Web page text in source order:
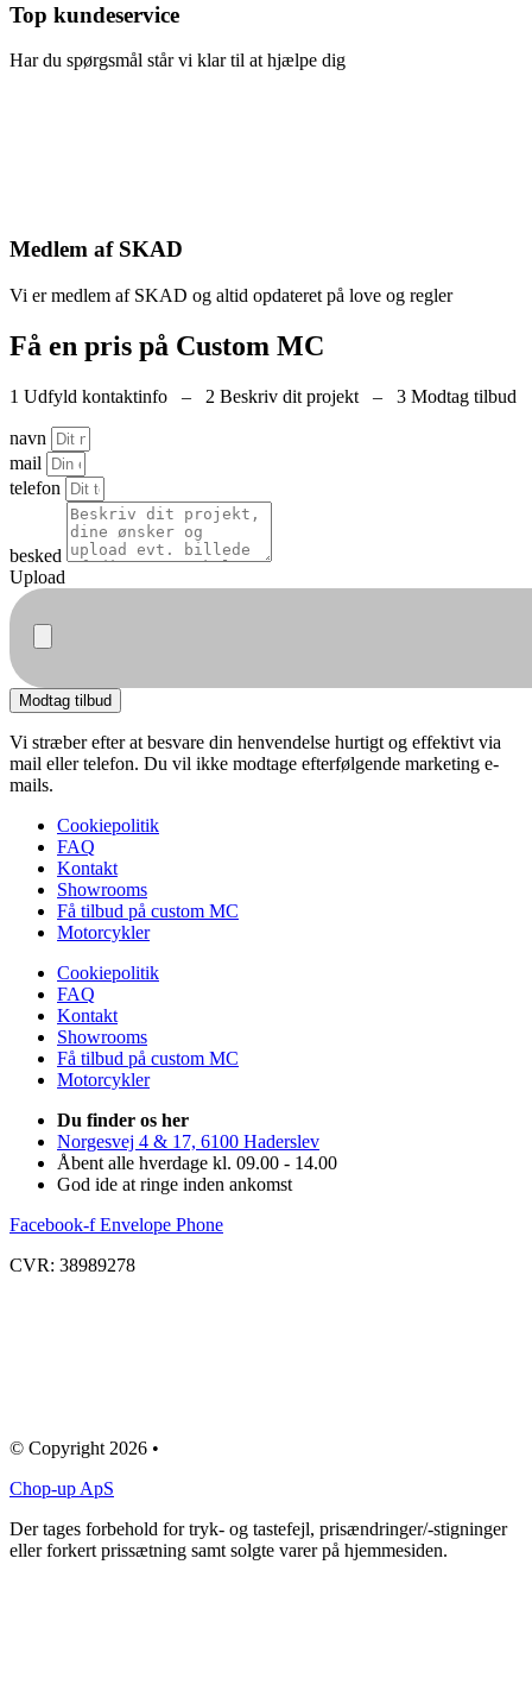
Top kundeservice
Har du spørgsmål står vi klar til at hjælpe dig
Medlem af SKAD
Vi er medlem af SKAD og altid opdateret på love og regler
Få en pris på Custom MC
1 Udfyld kontaktinfo – 2 Beskriv dit projekt – 3 Modtag tilbud
navn
mail
telefon
besked
Upload
Modtag tilbud
Vi stræber efter at besvare din henvendelse hurtigt og effektivt via
mail eller telefon. Du vil ikke modtage efterfølgende marketing e-
mails.
Cookiepolitik
FAQ
Kontakt
Showrooms
Få tilbud på custom MC
Motorcykler
Cookiepolitik
FAQ
Kontakt
Showrooms
Få tilbud på custom MC
Motorcykler
Du finder os her
Norgesvej 4 & 17, 6100 Haderslev
Åbent alle hverdage kl. 09.00 - 14.00
God ide at ringe inden ankomst
Facebook-f Envelope Phone
CVR: 38989278
© Copyright 2026 •
Chop-up ApS
Der tages forbehold for tryk- og tastefejl, prisændringer/-stigninger
eller forkert prissætning samt solgte varer på hjemmesiden.